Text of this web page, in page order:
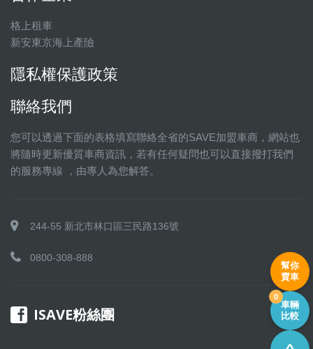
格上租車
新安東京海上產險
隱私權保護政策
聯絡我們
您可以透過下面的表格填寫聯絡全省的SAVE加盟車商，網站也
將隨時更新優質車商資訊，若有任何疑問也可以直接撥打我們
的服務專線 ，由專人為您解答。
244-55 新北市林口區三民路136號
0800-308-888
ISAVE粉絲團
幫你
賣車
車輛
比較
0